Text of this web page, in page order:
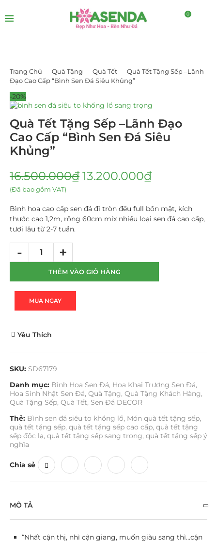
0
Trang Chủ Quà Tặng Quà Tết
Quà Tết Tặng Sếp –Lãnh
Đạo Cao Cấp “Bình Sen Đá Siêu Khủng”
-20%
Quà Tết Tặng Sếp –Lãnh Đạo
Cao Cấp “Bình Sen Đá Siêu
Khủng”
16.500.000₫ 13.200.000₫
(Đã bao gồm VAT)
Bình hoa cao cấp sen đá đi tròn đều full bốn mặt, kích
thước cao 1,2m, rộng 60cm mix nhiều loại sen đá cao cấp,
tươi lâu từ 2-7 tuần.
THÊM VÀO GIỎ HÀNG
MUA NGAY
Yêu Thích
SKU: SD67179
Danh mục: Bình Hoa Sen Đá, Hoa Khai Trương Sen Đá,
Hoa Sinh Nhật Sen Đá, Quà Tặng, Quà Tặng Khách Hàng,
Quà Tặng Sếp, Quà Tết, Sen Đá DECOR
Thẻ: Bình sen đá siêu to khổng lồ, Món quà tết tặng sếp,
quà tết tặng sếp, quà tết tặng sếp cao cấp, quà tết tặng
sếp độc lạ, quà tết tặng sếp sang trọng, quà tết tặng sếp ý
nghĩa
Chia sẻ
MÔ TẢ
“Nhất cận thị, nhì cận giang, muốn giàu sang thì…cận